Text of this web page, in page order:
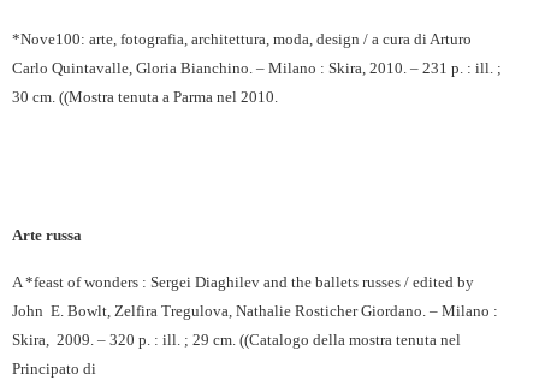
*Nove100: arte, fotografia, architettura, moda, design / a cura di Arturo
Carlo Quintavalle, Gloria Bianchino. – Milano : Skira, 2010. – 231 p. : ill. ;
30 cm. ((Mostra tenuta a Parma nel 2010.
Arte russa
A *feast of wonders : Sergei Diaghilev and the ballets russes / edited by
John E. Bowlt, Zelfira Tregulova, Nathalie Rosticher Giordano. – Milano :
Skira,
2009. – 320 p. : ill. ; 29 cm. ((Catalogo della mostra tenuta nel
Principato di